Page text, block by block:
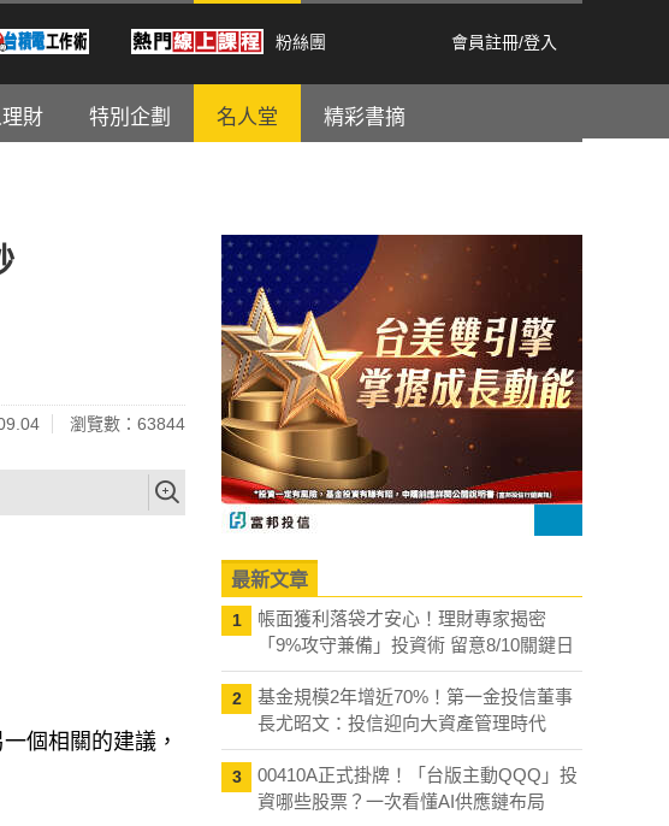
粉絲團 會員註冊/登入
財 特別企劃 名人堂 精彩書摘
瀏覽數：63844
個相關的建議，
最新文章
1
帳面獲利落袋才安心！理財專家揭密
「9%攻守兼備」投資術 留意8/10關鍵日
2
基金規模2年增近70%！第一金投信董事
長尤昭文：投信迎向大資產管理時代
3
00410A正式掛牌！「台版主動QQQ」投
資哪些股票？一次看懂AI供應鏈布局